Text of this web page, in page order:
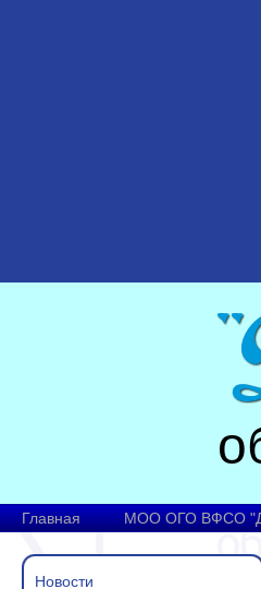
Главная МОО ОГО ВФСО
Новости